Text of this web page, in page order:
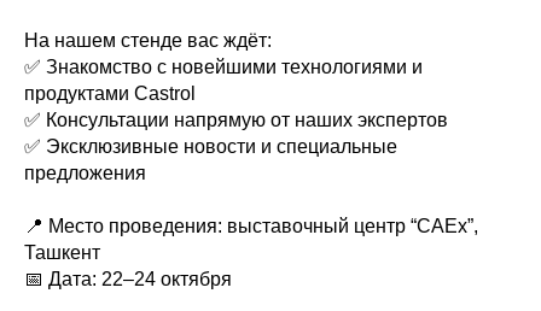
На нашем стенде вас ждёт:
✅ Знакомство с новейшими технологиями и
продуктами Castrol
✅ Консультации напрямую от наших экспертов
✅ Эксклюзивные новости и специальные
предложения
📍 Место проведения: выставочный центр “CAEx”,
Ташкент
📅 Дата: 22–24 октября